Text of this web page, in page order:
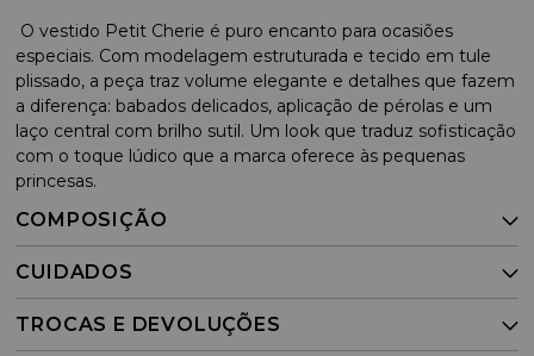
O vestido Petit Cherie é puro encanto para ocasiões
especiais. Com modelagem estruturada e tecido em tule
plissado, a peça traz volume elegante e detalhes que fazem
a diferença: babados delicados, aplicação de pérolas e um
laço central com brilho sutil. Um look que traduz sofisticação
com o toque lúdico que a marca oferece às pequenas
princesas.
COMPOSIÇÃO
CUIDADOS
TROCAS E DEVOLUÇÕES